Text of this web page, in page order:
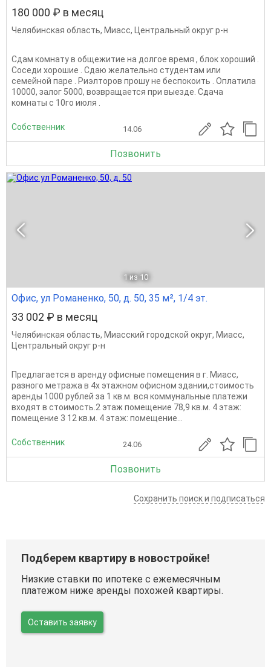
180 000 ₽ в месяц
Челябинская область, Миасс, Центральный округ р-н
Сдам комнату в общежитие на долгое время , блок хороший .
Соседи хорошие . Сдаю желательно студентам или
семейной паре . Риэлторов прошу не беспокоить . Оплатила
10000, залог 5000, возвращается при выезде. Сдача
комнаты с 10го июля .
Собственник 14.06
Позвонить
1 из 10
Офис, ул Романенко, 50, д. 50, 35 м², 1/4 эт.
33 002 ₽ в месяц
Челябинская область, Миасский городской округ, Миасс,
Центральный округ р-н
Предлагается в аренду офисные помещения в г. Миасс,
разного метража в 4х этажном офисном здании,стоимость
аренды 1000 рублей за 1 кв.м. вся коммунальные платежи
входят в стоимость.2 этаж помещение 78,9 кв.м. 4 этаж:
помещение 3 12 кв.м. 4 этаж: помещение...
Собственник 24.06
Позвонить
Сохранить поиск и подписаться
Подберем квартиру в новостройке!
Низкие ставки по ипотеке с ежемесячным
платежом ниже аренды похожей квартиры.
Оставить заявку